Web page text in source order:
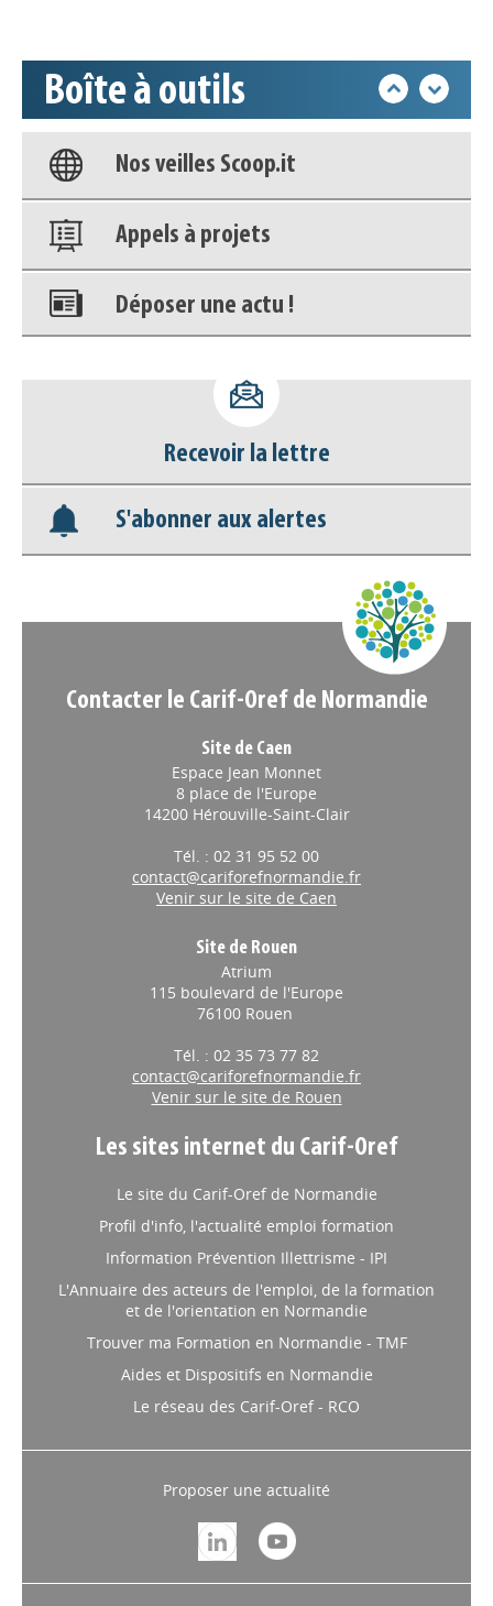
Boîte à outils
Base documentaire
Nos veilles Scoop.it
Appels à projets
Déposer une actu !
déconnecter)
Base documentaire
Nos veilles Scoop.it
Recevoir la lettre
S'abonner aux alertes
Contacter le Carif-Oref de Normandie
Site de Caen
Espace Jean Monnet
8 place de l'Europe
14200 Hérouville-Saint-Clair
Tél. : 02 31 95 52 00
contact@cariforefnormandie.fr
Venir sur le site de Caen
Site de Rouen
Atrium
115 boulevard de l'Europe
76100 Rouen
Tél. : 02 35 73 77 82
contact@cariforefnormandie.fr
Venir sur le site de Rouen
Les sites internet du Carif-Oref
Le site du Carif-Oref de Normandie
Profil d'info, l'actualité emploi formation
Information Prévention Illettrisme - IPI
L'Annuaire des acteurs de l'emploi, de la formation
et de l'orientation en Normandie
Trouver ma Formation en Normandie - TMF
Aides et Dispositifs en Normandie
Le réseau des Carif-Oref - RCO
Proposer une actualité